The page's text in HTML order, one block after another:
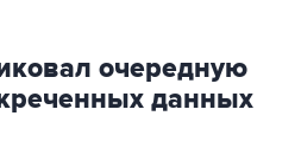
очередную
данных